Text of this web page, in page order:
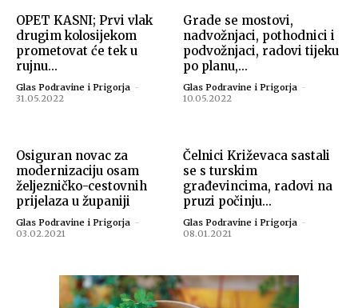
OPET KASNI; Prvi vlak
drugim kolosijekom
prometovat će tek u
rujnu...
Glas Podravine i Prigorja -
31.05.2022
Grade se mostovi,
nadvožnjaci, pothodnici i
podvožnjaci, radovi tijeku
po planu,...
Glas Podravine i Prigorja -
10.05.2022
Osiguran novac za
modernizaciju osam
željezničko-cestovnih
prijelaza u županiji
Glas Podravine i Prigorja -
03.02.2021
Čelnici Križevaca sastali
se s turskim
građevincima, radovi na
pruzi počinju...
Glas Podravine i Prigorja -
08.01.2021